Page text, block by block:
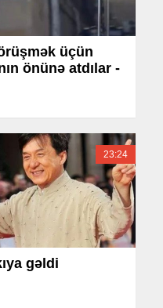
üçün
önünə atdılar -
23:24
gəldi